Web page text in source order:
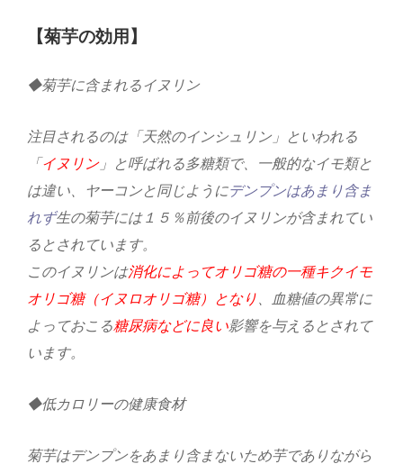
【菊芋の効用】
◆菊芋に含まれるイヌリン
注目されるのは「天然のインシュリン」といわれる
「 イヌリン」と呼ばれる多糖類で、一般的なイモ類と
は違い、ヤーコンと同じようにデンプンはあまり含ま
れず生の菊芋には１５％前後のイヌリンが含まれてい
るとされています。
このイヌリンは消化によってオリゴ糖の一種キクイモ
オリゴ糖（イヌロオリゴ糖）となり 、血糖値の異常に
よっておこる糖尿病などに良い影響を与えるとされて
います。
◆低カロリーの健康食材
菊芋はデンプンをあまり含まないため芋でありながら